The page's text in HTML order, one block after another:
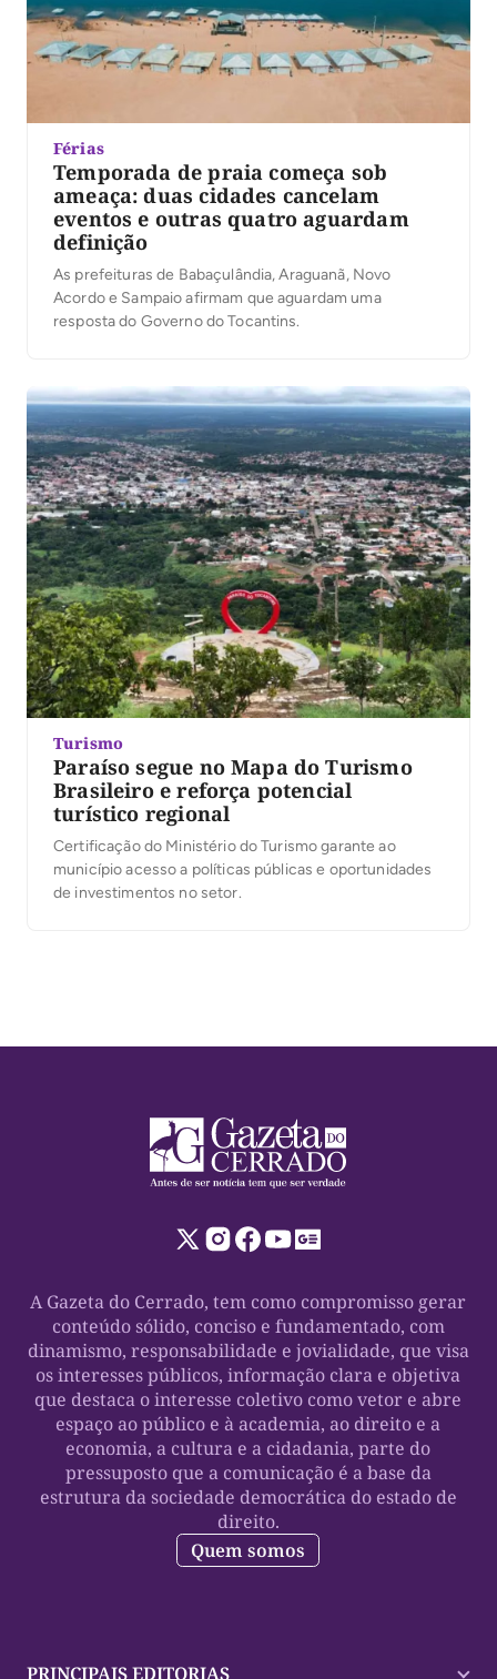
Férias
Temporada de praia começa sob
ameaça: duas cidades cancelam
eventos e outras quatro aguardam
definição
As prefeituras de Babaçulândia, Araguanã, Novo
Acordo e Sampaio afirmam que aguardam uma
resposta do Governo do Tocantins.
Turismo
Paraíso segue no Mapa do Turismo
Brasileiro e reforça potencial
turístico regional
Certificação do Ministério do Turismo garante ao
município acesso a políticas públicas e oportunidades
de investimentos no setor.
A Gazeta do Cerrado, tem como compromisso gerar
conteúdo sólido, conciso e fundamentado, com
dinamismo, responsabilidade e jovialidade, que visa
os interesses públicos, informação clara e objetiva
que destaca o interesse coletivo como vetor e abre
espaço ao público e à academia, ao direito e a
economia, a cultura e a cidadania, parte do
pressuposto que a comunicação é a base da
estrutura da sociedade democrática do estado de
direito.
Quem somos
PRINCIPAIS EDITORIAS